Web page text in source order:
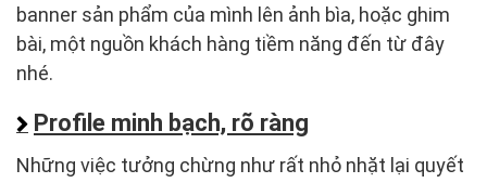
banner sản phẩm của mình lên ảnh bìa, hoặc ghim
bài, một nguồn khách hàng tiềm năng đến từ đây
nhé.
Profile minh bạch, rõ ràng
Những việc tưởng chừng như rất nhỏ nhặt lại quyết